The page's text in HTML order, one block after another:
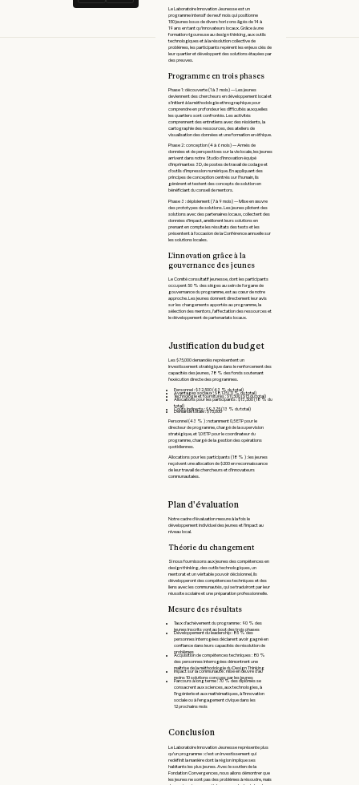
Le Laboratoire Innovation Jeunesse est un
programme intensif de neuf mois qui positionne
150 jeunes issus de divers horizons âgés de 14 à
19 ans en tant qu'innovateurs locaux. Grâce à une
formation rigoureuse au design thinking, aux outils
technologiques et à la résolution collective de
problèmes, les participants repèrent les enjeux clés de
leur quartier et développent des solutions étayées par
des preuves.
Programme en trois phases
Phase 1 : découverte (1 à 3 mois) — Les jeunes
deviennent des chercheurs en développement local et
s’initient à la méthodologie ethnographique pour
comprendre en profondeur les difficultés auxquelles
les quartiers sont confrontés. Les activités
comprennent des entretiens avec des résidents, la
cartographie des ressources, des ateliers de
visualisation des données et une formation en éthique.
Phase 2 : conception (4 à 6 mois) — Armés de
données et de perspectives sur la vie locale, les jeunes
arrivent dans notre Studio d’Innovation équipé
d'imprimantes 3D, de postes de travail de codage et
d'outils d’impression numérique. En appliquant des
principes de conception centrés sur l'humain, ils
génèrent et testent des concepts de solution en
bénéficiant du conseil de mentors.
Phase 3 : déploiement (7 à 9 mois) — Mise en œuvre
des prototypes de solutions. Les jeunes pilotent des
solutions avec des partenaires locaux, collectent des
données d'impact, améliorent leurs solutions en
prenant en compte les résultats des tests et les
présentent à l’occasion de la Conférence annuelle sur
les solutions locales.
L'innovation grâce à la
gouvernance des jeunes
Le Comité consultatif jeunesse, dont les participants
occupent 50 % des sièges au sein de l'organe de
gouvernance du programme, est au cœur de notre
approche. Les jeunes donnent directement leur avis
sur les changements apportés au programme, la
sélection des mentors, l’affectation des ressources et
le développement de partenariats locaux.
Justification du budget
Les $75,000 demandés représentent un
investissement stratégique dans le renforcement des
capacités des jeunes, 78 % des fonds soutenant
l'exécution directe des programmes.
Personnel : $32,500 (43 % du total)
Avantages sociaux : $8,125 (11 % du total)
Technologie et fournitures : $11,500 ($15 du total)
Allocations pour les participants : $13,500 (18 % du
total)
Coûts indirects : $9,375 (13 % du total)
Demande totale : $75,000
Personnel (43 % ) : notamment 0,5 ETP pour le
directeur de programme, chargé de la supervision
stratégique, et 1,0 ETP pour le coordinateur du
programme, chargé de la gestion des opérations
quotidiennes.
Allocations pour les participants (18 % ) : les jeunes
reçoivent une allocation de $200 en reconnaissance
de leur travail de chercheurs et d'innovateurs
communautaies.
Plan d'évaluation
Notre cadre d'évaluation mesure à la fois le
développement individuel des jeunes et l'impact au
niveau local.
Théorie du changement
Si nous fournissons aux jeunes des compétences en
design thinking, des outils technologiques, un
mentorat et un véritable pouvoir décisionnel, ils
développeront des compétences techniques et des
liens avec les communautés, qui se traduiront par leur
réussite scolaire et une préparation professionnelle.
Mesure des résultats
Taux d’achèvement du programme : 90 % des
jeunes inscrits vont au bout des trois phases
Développement du leadership : 85 % des
personnes interrogées déclarent avoir gagné en
confiance dans leurs capacités de résolution de
problèmes
Acquisition de compétences techniques : 80 %
des personnes interrogées démontrent une
maîtrise de la méthodologie du Design Thinking
Impact sur la communauté : mise en œuvre d’au
moins 10 solutions conçues par les jeunes
Parcours à long terme : 70 % des diplômés se
consacrent aux sciences, aux technologies, à
l’ingénierie et aux mathématiques, à l'innovation
sociale ou à l'engagement civique dans les
12 prochains mois
Conclusion
Le Laboratoire Innovation Jeunesse représente plus
qu'un programme : c'est un investissement qui
redéfinit la manière dont la région implique ses
habitants les plus jeunes. Avec le soutien de la
Fondation Convergences, nous allons démontrer que
les jeunes ne sont pas des problèmes à résoudre, mais